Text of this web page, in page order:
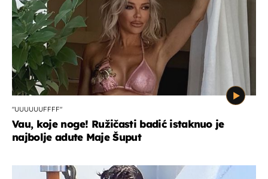
"UUUUUUFFFF"
Vau, koje noge! Ružičasti badić istaknuo je
najbolje adute Maje Šuput